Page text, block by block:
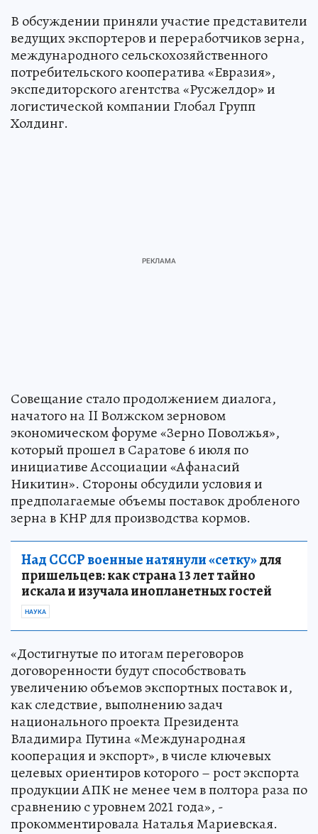
В обсуждении приняли участие представители
ведущих экспортеров и переработчиков зерна,
международного сельскохозяйственного
потребительского кооператива «Евразия»,
экспедиторского агентства «Русжелдор» и
логистической компании Глобал Групп
Холдинг.
Совещание стало продолжением диалога,
начатого на II Волжском зерновом
экономическом форуме «Зерно Поволжья»,
который прошел в Саратове 6 июля по
инициативе Ассоциации «Афанасий
Никитин». Стороны обсудили условия и
предполагаемые объемы поставок дробленого
зерна в КНР для производства кормов.
Над СССР военные натянули «сетку»для
пришельцев: как страна 13 лет тайно
искала и изучала инопланетных гостей
НАУКА
«Достигнутые по итогам переговоров
договоренности будут способствовать
увеличению объемов экспортных поставок и,
как следствие, выполнению задач
национального проекта Президента
Владимира Путина «Международная
кооперация и экспорт», в числе ключевых
целевых ориентиров которого – рост экспорта
продукции АПК не менее чем в полтора раза по
сравнению с уровнем 2021 года», -
прокомментировала Наталья Мариевская.